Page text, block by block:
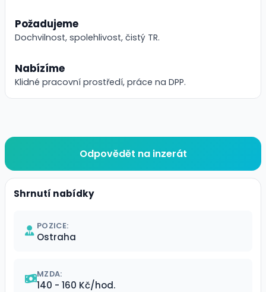
Požadujeme
Dochvilnost, spolehlivost, čistý TR.
Nabízíme
Klidné pracovní prostředí, práce na DPP.
Odpovědět na inzerát
Shrnutí nabídky
POZICE:
Ostraha
MZDA:
140 - 160 Kč/hod.